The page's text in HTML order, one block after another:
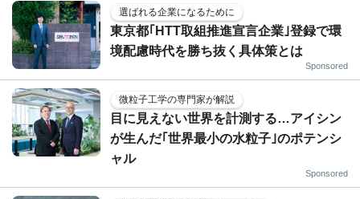
選ばれる企業になるために
東京都｢HTT取組推進宣言企業｣登録で環
境配慮時代を勝ち抜く具体策とは
Sponsored
微粒子工学の専門家が解説
目に見えない世界を計測する…アイシン
が生んだ｢世界最小の水粒子｣のポテンシ
ャル
Sponsored